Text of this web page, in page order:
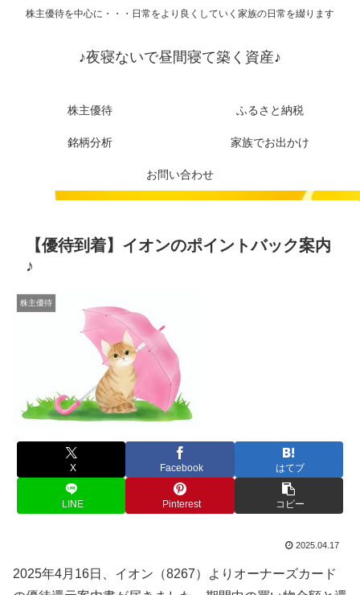
株主優待を中心に・・・日常をより良くしていく家族の日常を綴ります
♪夜寝ないで昼間寝て築く資産♪
株主優待 ふるさと納税
銘柄分析 家族でお出かけ
お問い合わせ
【優待到着】イオンのポイントバック案内
♪
株主優待
X Facebook はてブ
LINE Pinterest コピー
2025.04.17
2025年4月16日、イオン（8267）よりオーナーズカード